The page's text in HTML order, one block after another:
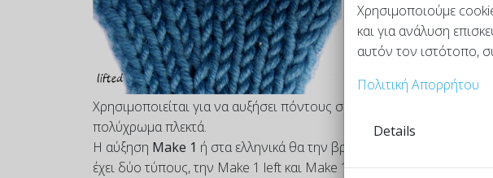
Make 1 (m1l ή m1r):
Σηκώνουμε με την
δύο πόντων και μετά
Χρησιμοποιείται για να αυξήσει πόντους σε γάντι, μεταξύ του
πολύχρωμα πλεκτά.
Η αύξηση Make 1 ή στα ελληνικά θα την βρούμε ως "1 προσθήκη
έχει δύο τύπους, την Make 1 left και Make 1 right, η πρώτη έχει
Χρησιμοποιούμε
και για ανάλυση
αυτόν τον ιστότοπο,
Πολιτική Απορρήτου
Details